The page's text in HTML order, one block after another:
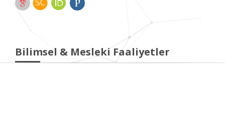
Bilimsel & Mesleki Faaliyetler